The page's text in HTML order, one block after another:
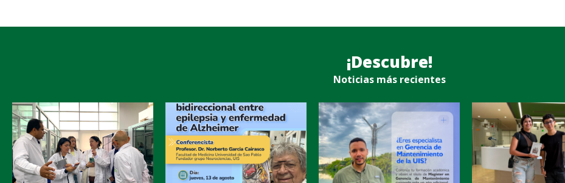
¡Descubre!
Noticias más recientes